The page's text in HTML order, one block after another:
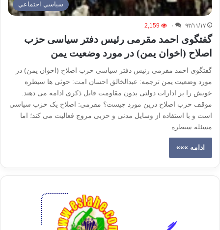
سياسي اجتماعي
۹۳/۱۱/۱۷ ۰ 2,159
گفتگوی احمد مقرمی رئیس دفتر سیاسی حزب
اصلاح (اخوان یمن) در مورد وضعیت یمن
گفتگوی احمد مقرمی رئیس دفتر سیاسی حزب اصلاح (اخوان یمن) در
مورد وضعیت یمن ترجمه: عبدالخالق احسان امت: حوثی ها سیطره
خویش را بر ادارات دولتی بدون مقاومت قابل ذکری ادامه می دهند.
موقف حزب اصلاح درین مورد چیست؟ مقرمی: اصلاح یک حزب سیاسی
است و با استفاده از وسایل مدنی و حزبی مروج فعالیت می کند؛ اما
مسئله سیطره…
ادامه »»»